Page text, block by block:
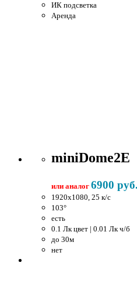
ИК подсветка
Аренда
miniDome2E
или аналог 6900 руб.
1920x1080, 25 к/c
103°
есть
0.1 Лк цвет | 0.01 Лк ч/б
до 30м
нет